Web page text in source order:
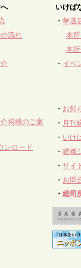
流れ
いけば
・華道
本
本
・ イベ
掲載のご案
ンロード
・ お知
・ 月刊
・ いけ
・嵯峨
・サイ
・ お問
・総司